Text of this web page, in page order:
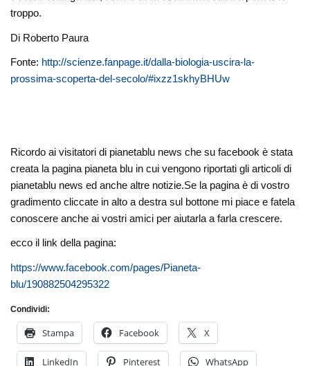
troppo.
Di Roberto Paura
Fonte: http://scienze.fanpage.it/dalla-biologia-uscira-la-
prossima-scoperta-del-secolo/#ixzz1skhyBHUw
Ricordo ai visitatori di pianetablu news che su facebook è stata
creata la pagina pianeta blu in cui vengono riportati gli articoli di
pianetablu news ed anche altre notizie.Se la pagina è di vostro
gradimento cliccate in alto a destra sul bottone mi piace e fatela
conoscere anche ai vostri amici per aiutarla a farla crescere.
ecco il link della pagina:
https://www.facebook.com/pages/Pianeta-
blu/190882504295322
Condividi:
Stampa Facebook X
LinkedIn Pinterest WhatsApp